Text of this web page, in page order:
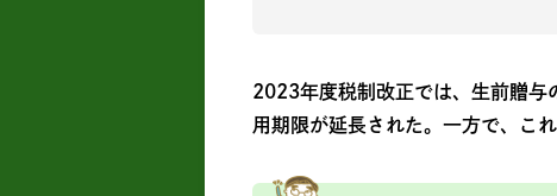
2023年度税制改正では、生前贈与
用期限が延長された。一方で、こ